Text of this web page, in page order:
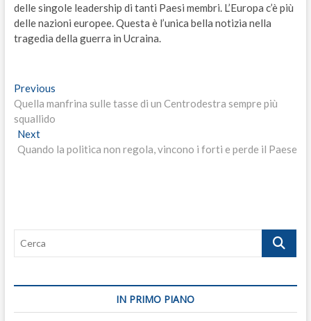
delle singole leadership di tanti Paesi membri. L’Europa c’è più
delle nazioni europee. Questa è l’unica bella notizia nella
tragedia della guerra in Ucraina.
Navigazione
articoli
PreviousPrevious
post:
Quella manfrina sulle tasse di un Centrodestra sempre più
squallido
NextNext
post:
Quando la politica non regola, vincono i forti e perde il Paese
Cerca
IN PRIMO PIANO